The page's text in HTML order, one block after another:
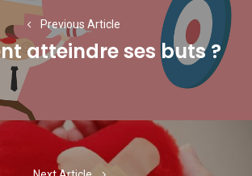
Previous Article
Previous
atteindre ses buts ?